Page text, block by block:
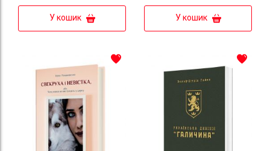
У кошик У кошик